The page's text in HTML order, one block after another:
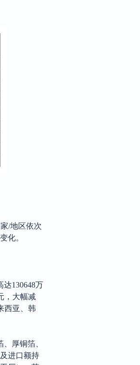
/地区依次
化。
达130648万
，大幅减
西亚、韩
厚铜箔、
进口额持